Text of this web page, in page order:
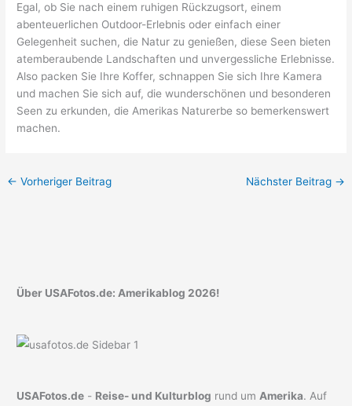
Egal, ob Sie nach einem ruhigen Rückzugsort, einem
abenteuerlichen Outdoor-Erlebnis oder einfach einer
Gelegenheit suchen, die Natur zu genießen, diese Seen bieten
atemberaubende Landschaften und unvergessliche Erlebnisse.
Also packen Sie Ihre Koffer, schnappen Sie sich Ihre Kamera
und machen Sie sich auf, die wunderschönen und besonderen
Seen zu erkunden, die Amerikas Naturerbe so bemerkenswert
machen.
← Vorheriger Beitrag Nächster Beitrag →
Über USAFotos.de: Amerikablog 2026!
USAFotos.de - Reise- und Kulturblog rund um Amerika. Auf